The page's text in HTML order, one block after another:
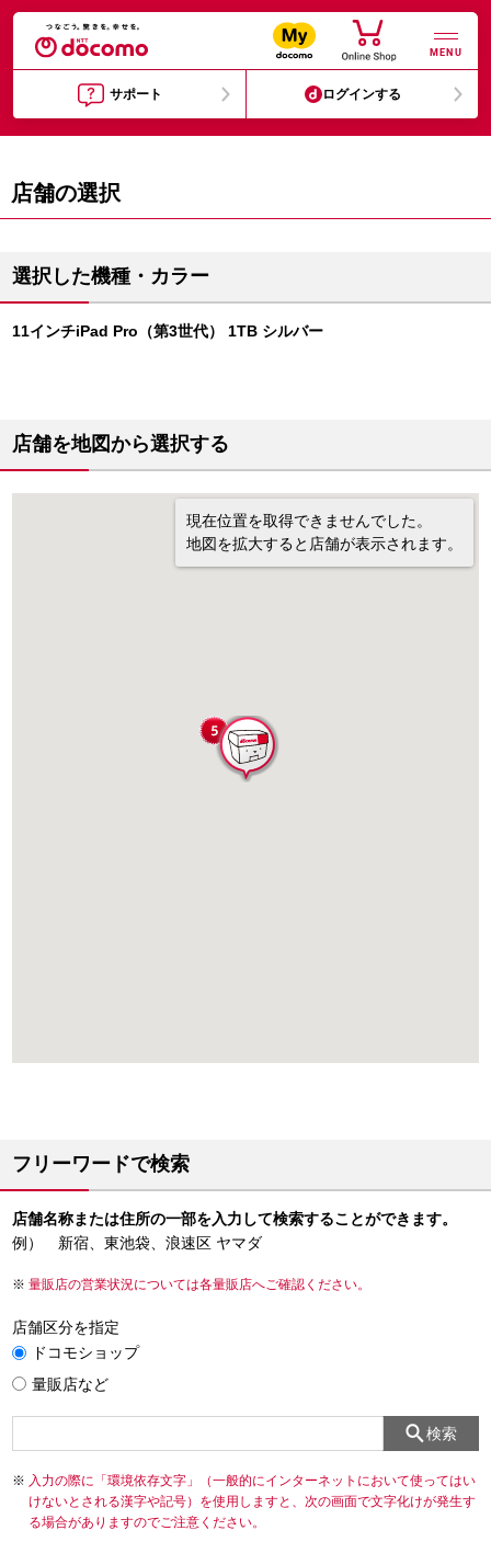
MENU
サポート ログインする
店舗の選択
選択した機種・カラー
11インチiPad Pro（第3世代） 1TB シルバー
店舗を地図から選択する
現在位置を取得できませんでした。
地図を拡大すると店舗が表示されます。
フリーワードで検索
店舗名称または住所の一部を入力して検索することができます。
例） 新宿、東池袋、浪速区 ヤマダ
量販店の営業状況については各量販店へご確認ください。
店舗区分を指定
ドコモショップ
量販店など
検索
入力の際に「環境依存文字」（一般的にインターネットにおいて使ってはい
けないとされる漢字や記号）を使用しますと、次の画面で文字化けが発生す
る場合がありますのでご注意ください。